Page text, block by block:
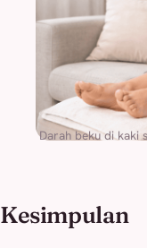
Darah beku di kaki
Kesimpulan